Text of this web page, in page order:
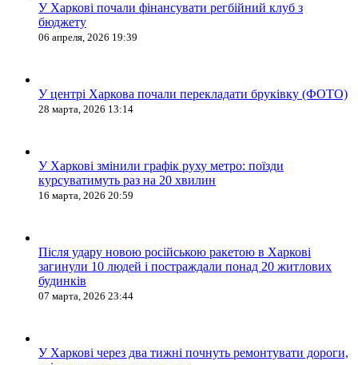
У Харкові почали фінансувати регбійний клуб з
бюджету
06 апреля, 2026 19:39
У центрі Харкова почали перекладати бруківку (ФОТО)
28 марта, 2026 13:14
У Харкові змінили графік руху метро: поїзди
курсуватимуть раз на 20 хвилин
16 марта, 2026 20:59
Після удару новою російською ракетою в Харкові
загинули 10 людей і постраждали понад 20 житлових
будинків
07 марта, 2026 23:44
У Харкові через два тижні почнуть ремонтувати дороги,